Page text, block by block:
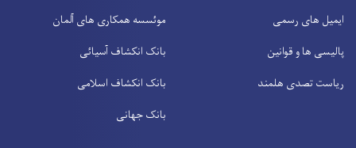
ایمیل های رسمی
پالیسی ها و قوانین
ریاست تصدی هلمند
موئسسه همکاری های آلمان
بانک انکشاف آسیائی
بانک انکشاف اسلامی
بانک جهانی